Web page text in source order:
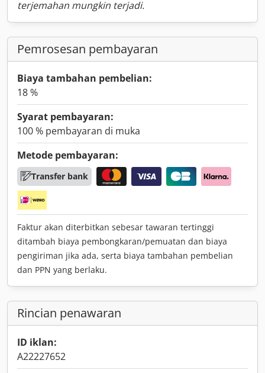
terjemahan mungkin terjadi.
Pemrosesan pembayaran
Biaya tambahan pembelian:
18 %
Syarat pembayaran:
100 % pembayaran di muka
Metode pembayaran:
Transfer bank
Faktur akan diterbitkan sebesar tawaran tertinggi
ditambah biaya pembongkaran/pemuatan dan biaya
pengiriman jika ada, serta biaya tambahan pembelian
dan PPN yang berlaku.
Rincian penawaran
ID iklan:
A22227652